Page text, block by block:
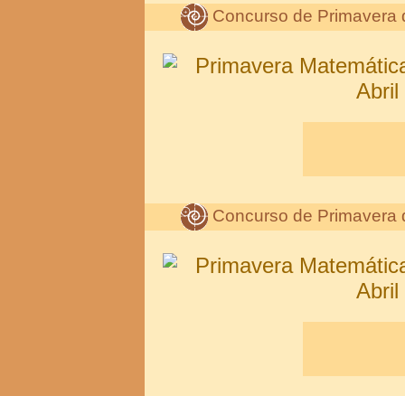
Concurso de Primavera
Concurso de Primavera